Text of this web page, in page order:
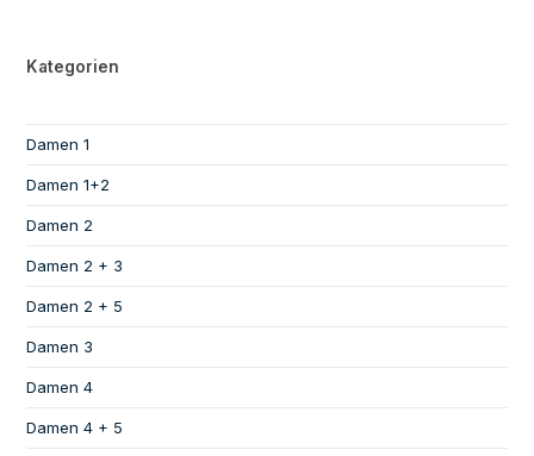
Kategorien
Damen 1
Damen 1+2
Damen 2
Damen 2 + 3
Damen 2 + 5
Damen 3
Damen 4
Damen 4 + 5